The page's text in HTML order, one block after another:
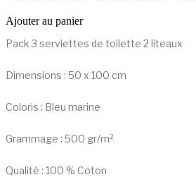
Ajouter au panier
Pack 3 serviettes de toilette 2 liteaux
Dimensions : 50 x 100 cm
Coloris : Bleu marine
Grammage : 500 gr/m²
Qualité : 100 % Coton